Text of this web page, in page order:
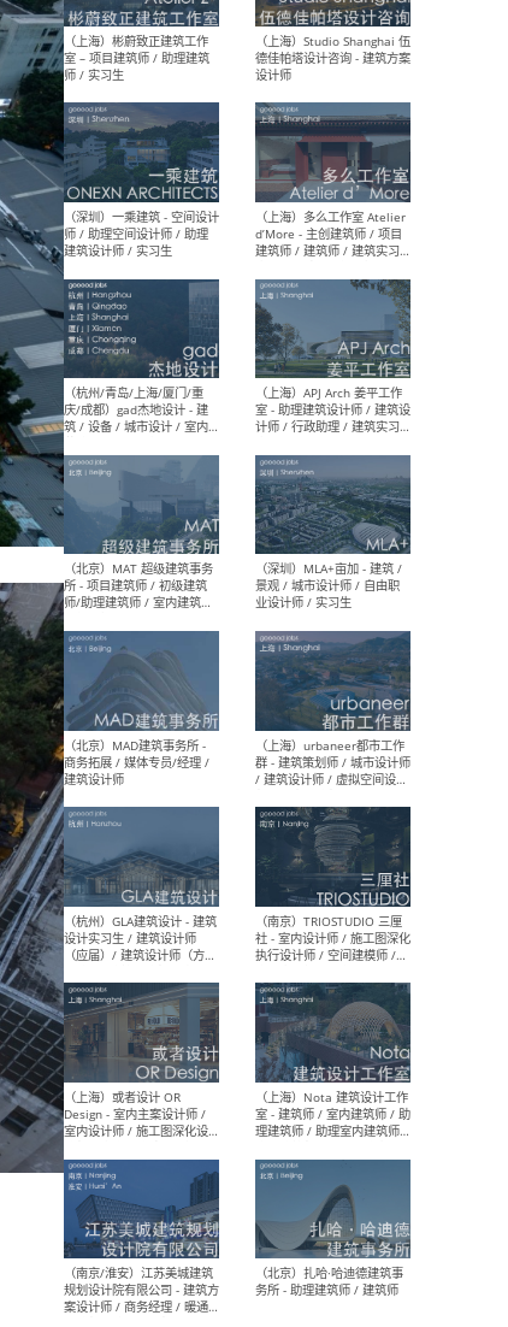
最新工作
按地区查看 ：全部|北方|长江
（上海）彬蔚致正建筑工作
室 – 项目建筑师 / 助理建筑
师 / 实习生
（深圳）一乘建筑 - 空间设计
师 / 助理空间设计师 / 助理
建筑设计师 / 实习生
（杭州/青岛/上海/厦门/重
庆/成都）gad杰地设计 - 建
筑 / 设备 / 城市设计 / 室内 /
幕墙 / BIM / 成本 / 工程 / 运
营 / 品牌 / 观点views / 实习
等
（北京）MAT 超级建筑事务
所 - 项目建筑师 / 初级建筑
师/助理建筑师 / 室内建筑师
（北京）MAD建筑事务所 -
商务拓展 / 媒体专员/经理 /